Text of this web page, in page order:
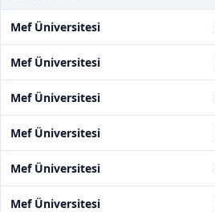
Mef Üniversitesi
Mef Üniversitesi
Mef Üniversitesi
Mef Üniversitesi
Mef Üniversitesi
Mef Üniversitesi